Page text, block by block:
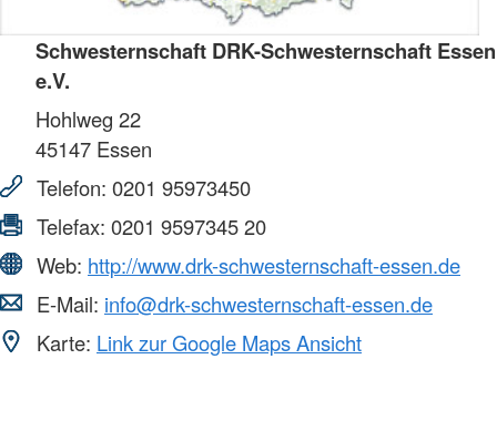
Schwesternschaft DRK-Schwesternschaft Essen
e.V.
Hohlweg 22
45147 Essen
Telefon: 0201 95973450
Telefax: 0201 9597345 20
Web: http://www.drk-schwesternschaft-essen.de
E-Mail: info@drk-schwesternschaft-essen.de
Karte: Link zur Google Maps Ansicht